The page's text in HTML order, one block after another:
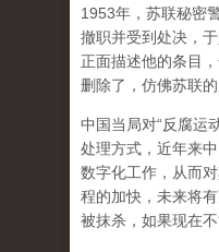
1953年，苏联秘密
撤职并受到处决，
正面描述他的条目
删除了，仿佛苏联
中国当局对“反腐运
处理方式，近年来
数字化工作，从而
程的加快，未来将
被抹杀，如果现在